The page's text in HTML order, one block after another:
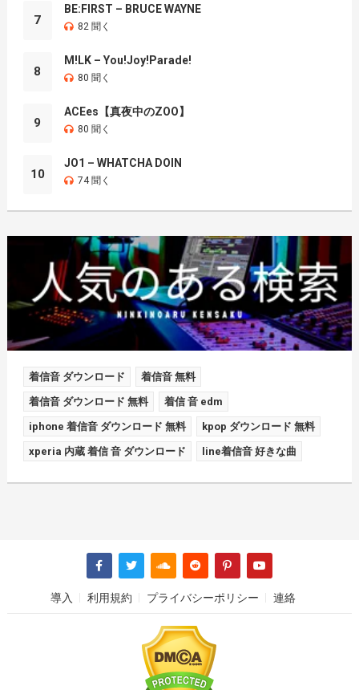
7
BE:FIRST – BRUCE WAYNE
82 聞く
8
M!LK – You!Joy!Parade!
80 聞く
9
ACEes【真夜中のZOO】
80 聞く
10
JO1 – WHATCHA DOIN
74 聞く
着信音 ダウンロード 着信音 無料
着信音 ダウンロード 無料 着信 音 edm
iphone 着信音 ダウンロード 無料 kpop ダウンロード 無料
xperia 内蔵 着信 音 ダウンロード line着信音 好きな曲
導入 利用規約 プライバシーポリシー 連絡